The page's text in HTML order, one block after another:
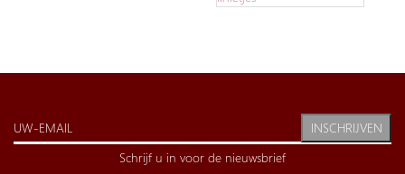
INSCHRIJVEN
Schrijf u in voor de nieuwsbrief